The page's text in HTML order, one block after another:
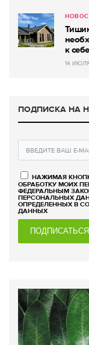
к себе
14
ПОДПИСКА НА
НАЖИМАЯ
ОБРАБОТКУ МОИХ
ФЕДЕРАЛЬНЫМ
ПЕРСОНАЛЬНЫХ
ОПРЕДЕЛЕННЫХ В
ДАННЫХ
ПОДПИСАТЬСЯ